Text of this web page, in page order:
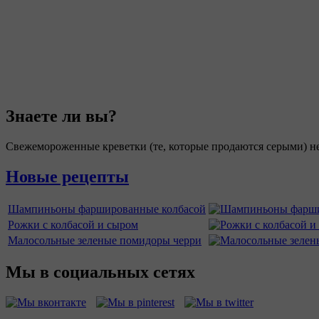
Знаете ли вы?
Свежемороженные креветки (те, которые продаются серыми)
Новые рецепты
Шампиньоны фаршированные колбасой
Рожки с колбасой и сыром
Малосольные зеленые помидоры черри
Мы в социальных сетях